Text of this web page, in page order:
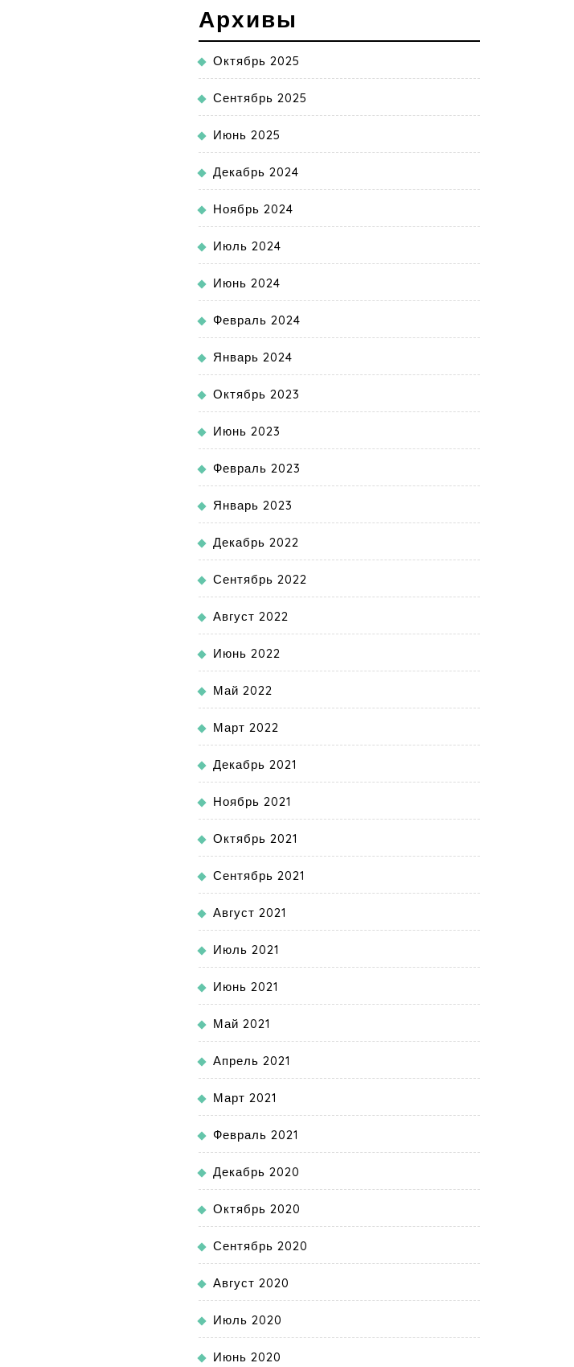
Архивы
Октябрь 2025
Сентябрь 2025
Июнь 2025
Декабрь 2024
Ноябрь 2024
Июль 2024
Июнь 2024
Февраль 2024
Январь 2024
Октябрь 2023
Июнь 2023
Февраль 2023
Январь 2023
Декабрь 2022
Сентябрь 2022
Август 2022
Июнь 2022
Май 2022
Март 2022
Декабрь 2021
Ноябрь 2021
Октябрь 2021
Сентябрь 2021
Август 2021
Июль 2021
Июнь 2021
Май 2021
Апрель 2021
Март 2021
Февраль 2021
Декабрь 2020
Октябрь 2020
Сентябрь 2020
Август 2020
Июль 2020
Июнь 2020